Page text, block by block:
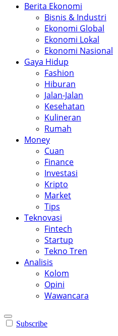
Berita Ekonomi
Bisnis & Industri
Ekonomi Global
Ekonomi Lokal
Ekonomi Nasional
Gaya Hidup
Fashion
Hiburan
Jalan-Jalan
Kesehatan
Kulineran
Rumah
Money
Cuan
Finance
Investasi
Kripto
Market
Tips
Teknovasi
Fintech
Startup
Tekno Tren
Analisis
Kolom
Opini
Wawancara
Subscribe